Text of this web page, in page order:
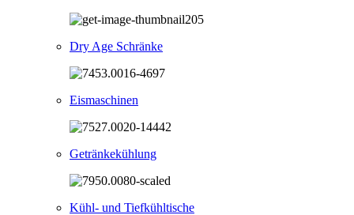
Dry Age Schränke
Eismaschinen
Getränkekühlung
Kühl- und Tiefkühltische